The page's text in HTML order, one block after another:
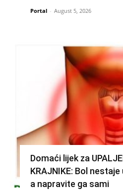
Portal - August 5, 2026
Domaći lijek za
KRAJNIKE: Bol
a napravite ga sami